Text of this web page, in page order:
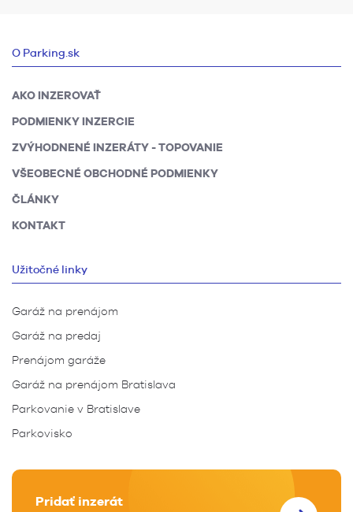
O Parking.sk
AKO INZEROVAŤ
PODMIENKY INZERCIE
ZVÝHODNENÉ INZERÁTY - TOPOVANIE
VŠEOBECNÉ OBCHODNÉ PODMIENKY
ČLÁNKY
KONTAKT
Užitočné linky
Garáž na prenájom
Garáž na predaj
Prenájom garáže
Garáž na prenájom Bratislava
Parkovanie v Bratislave
Parkovisko
Pridať inzerát